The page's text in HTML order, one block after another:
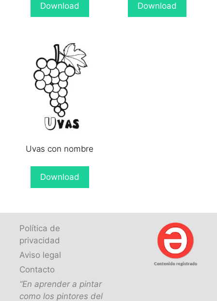
Download Download
Uvas con nombre
Download
Política de
privacidad
Aviso legal
Contacto
“En aprender a pintar
como los pintores del